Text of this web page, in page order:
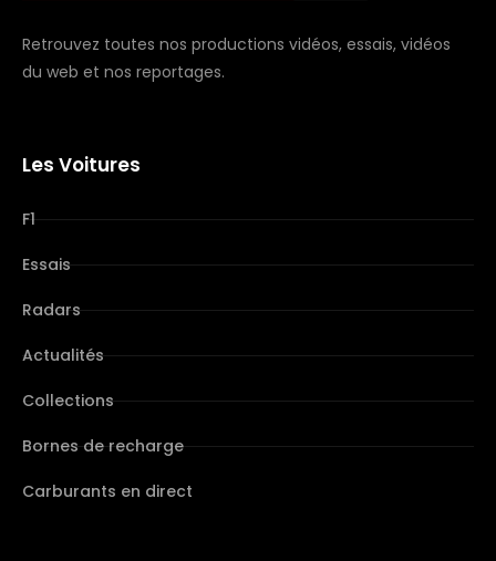
Retrouvez toutes nos productions vidéos, essais, vidéos
du web et nos reportages.
Les Voitures
F1
Essais
Radars
Actualités
Collections
Bornes de recharge
Carburants en direct